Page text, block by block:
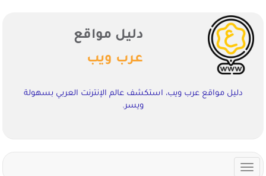
دليل مواقع
عرب ويب
دليل مواقع عرب ويب، استكشف عالم الإنترنت العربي بسهولة
ويسر.
Toggle